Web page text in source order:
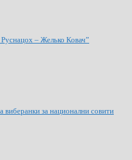
– Желько Ковач”
виберанки за национални совити